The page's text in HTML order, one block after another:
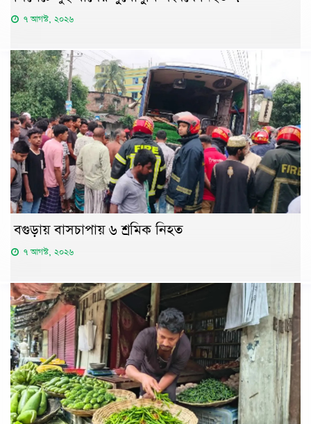
৭ আগস্ট, ২০২৬
বগুড়ায় বাসচাপায় ৬ শ্রমিক নিহত
৭ আগস্ট, ২০২৬